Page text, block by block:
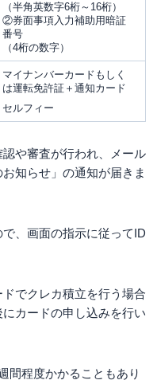
（半角英数字6桁～16桁）
②券面事項入力補助用暗証
番号
（4桁の数字）
マイナンバーカードもしく
は運転免許証＋通知カード
セルフィー
や審査が行われ、メール
知らせ」の通知が届きま
、画面の指示に従ってID
でクレカ積立を行う場合
カードの申し込みを行い
間程度かかることもあり